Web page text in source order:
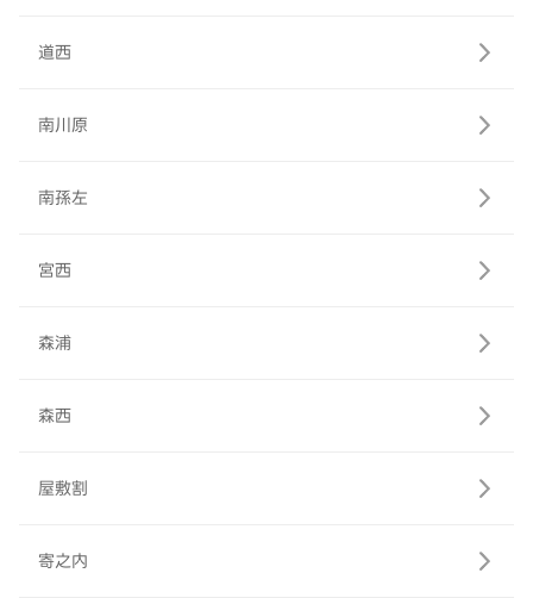
道西
南川原
南孫左
宮西
森浦
森西
屋敷割
寄之内